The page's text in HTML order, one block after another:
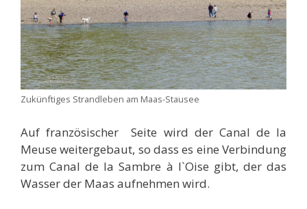
Zukünftiges Strandleben am Maas-Stausee
Auf französischer Seite wird der Canal de la
Meuse weitergebaut, so dass es eine Verbindung
zum Canal de la Sambre à l`Oise gibt, der das
Wasser der Maas aufnehmen wird.